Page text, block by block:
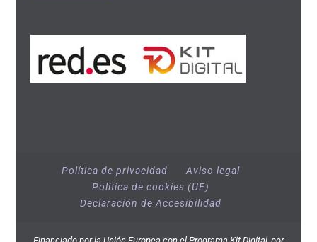
Política de privacidad
Aviso legal
Política de cookies (UE)
Declaración de Accesibilidad